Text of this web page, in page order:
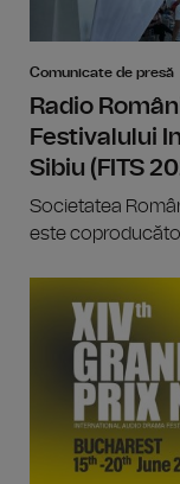
Comunicate de presă
Radio
Festivalului
Sibiu (FITS
Societatea
este